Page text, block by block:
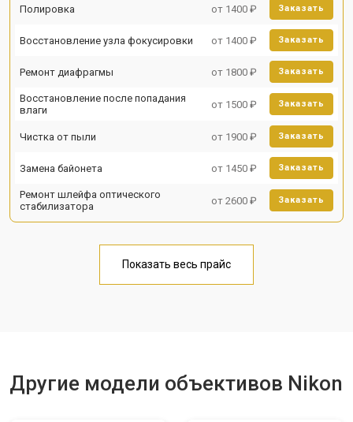
Полировка от 1400 ₽ Заказать
Восстановление узла фокусировки от 1400 ₽ Заказать
Ремонт диафрагмы от 1800 ₽ Заказать
Восстановление после попадания
влаги
от 1500 ₽ Заказать
Чистка от пыли от 1900 ₽ Заказать
Замена байонета от 1450 ₽ Заказать
Ремонт шлейфа оптического
стабилизатора
от 2600 ₽ Заказать
Показать весь прайс
Другие модели объективов Nikon